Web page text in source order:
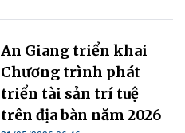
An Giang triển khai
Chương trình phát
triển tài sản trí tuệ
trên địa bàn năm 2026